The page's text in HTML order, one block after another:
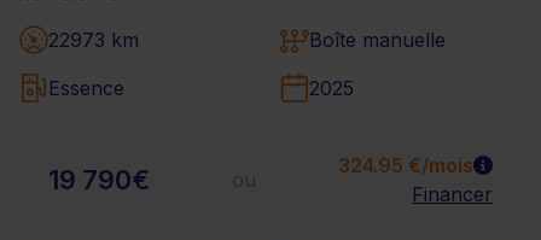
22973 km
Boîte manuelle
Essence
2025
19 790€
324.95 €/mois
Financer